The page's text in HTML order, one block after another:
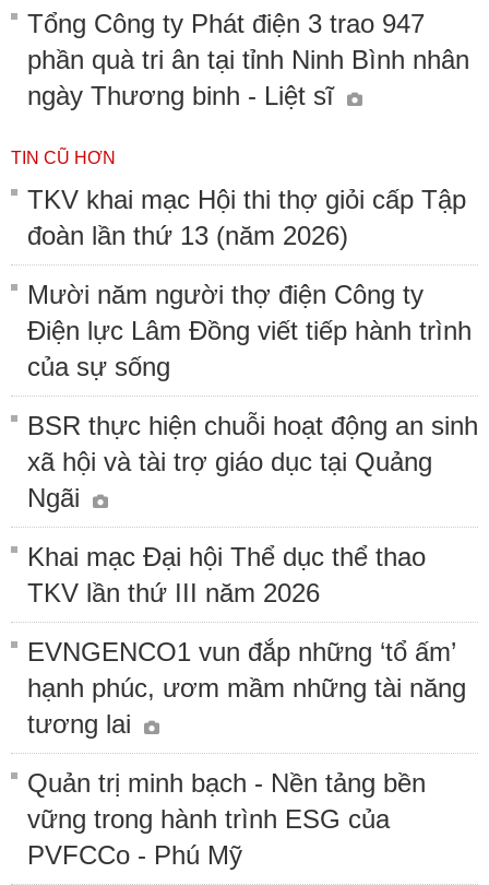
Tổng Công ty Phát điện 3 trao 947
phần quà tri ân tại tỉnh Ninh Bình nhân
ngày Thương binh - Liệt sĩ
TIN CŨ HƠN
TKV khai mạc Hội thi thợ giỏi cấp Tập
đoàn lần thứ 13 (năm 2026)
Mười năm người thợ điện Công ty
Điện lực Lâm Đồng viết tiếp hành trình
của sự sống
BSR thực hiện chuỗi hoạt động an sinh
xã hội và tài trợ giáo dục tại Quảng
Ngãi
Khai mạc Đại hội Thể dục thể thao
TKV lần thứ III năm 2026
EVNGENCO1 vun đắp những ‘tổ ấm’
hạnh phúc, ươm mầm những tài năng
tương lai
Quản trị minh bạch - Nền tảng bền
vững trong hành trình ESG của
PVFCCo - Phú Mỹ